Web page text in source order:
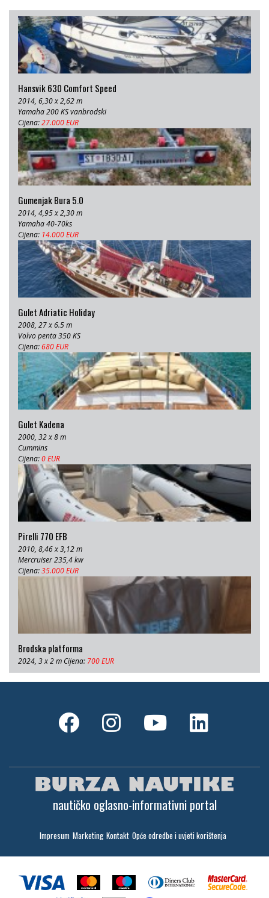
Hansvik 630 Comfort Speed
2014, 6,30 x 2,62 m
Yamaha 200 KS vanbrodski
Cijena:27.000 EUR
Gumenjak Bura 5.0
2014, 4,95 x 2,30 m
Yamaha 40-70ks
Cijena: 14.000 EUR
Gulet Adriatic Holiday
2008, 27 x 6.5 m
Volvo penta 350 KS
Cijena:680 EUR
Gulet Kadena
2000, 32 x 8 m
Cummins
Cijena:0 EUR
Pirelli 770 EFB
2010, 8,46 x 3,12 m
Mercruiser 235,4 kw
Cijena:35.000 EUR
Brodska platforma
2024, 3 x 2 m Cijena: 700 EUR
nautičko oglasno-informativni portal
Impresum Marketing Kontakt Opće odredbe i uvjeti korištenja